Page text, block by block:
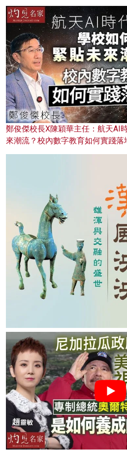
鄭俊傑校長X陳穎華主任：航天AI
來潮流？校內數字教育如何實踐落